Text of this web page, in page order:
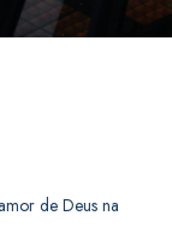
de Deus na